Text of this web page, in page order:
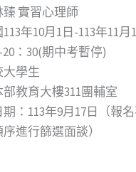
實習心理師
年10月1日-113年11月
：30(期中考暫停)
學生
教育大樓311團輔室
：113年9月17日（報
進行篩選面談）